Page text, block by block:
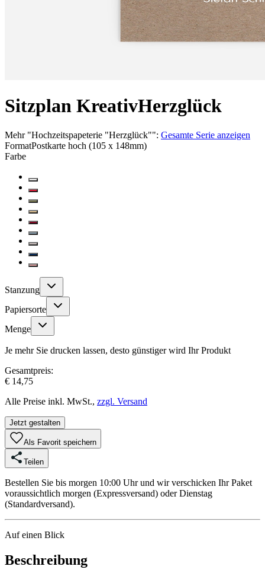
Sitzplan KreativHerzglück
Mehr"Hochzeitspapeterie "Herzglück"": Gesamte Serie anzeigen
FormatPostkarte hoch (105 x 148mm)
Farbe
Stanzung
Papiersorte
Menge
Je mehr Sie drucken lassen, desto günstiger wird Ihr Produkt
Gesamtpreis:
€ 14,75
Alle Preise inkl. MwSt., zzgl. Versand
Jetzt gestalten
Als Favorit speichern
Teilen
Bestellen Sie bis morgen 10:00 Uhr und wir verschicken Ihr Paket
voraussichtlich morgen (Expressversand) oder Dienstag
(Standardversand).
Auf einen Blick
Beschreibung